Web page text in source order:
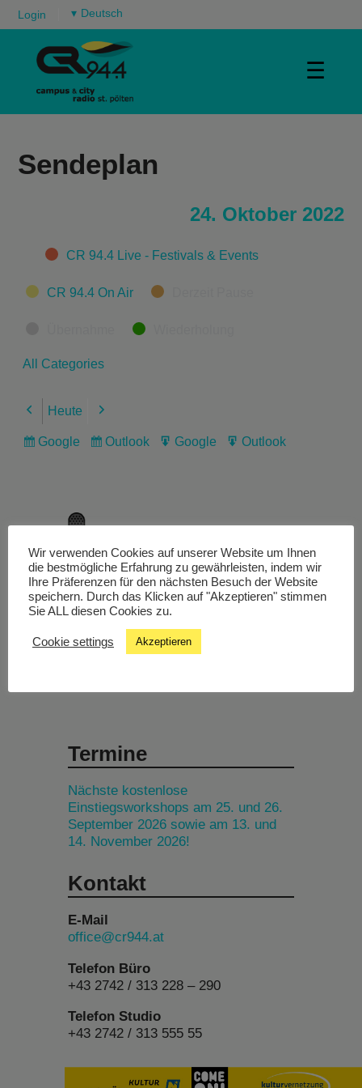
Login ▾
☰
Sendeplan
24. Oktober 2022
CategoriesCR 94.4 Live - Festivals & Events
CR 94.4 On Air
All Categories
Previous
Heute Next
Subscribe
Google
Subscribe
Outlook
Export
Google
Export
Outlook
Livestream
Studiochat
Termine
Nächste kostenlose
Einstiegsworkshops am 25. und 26.
September 2026 sowie am 13. und
14. November 2026!
Kontakt
E-Mail
office@cr944.at
Telefon Büro
+43 2742 / 313 228 – 290
Telefon Studio
+43 2742 / 313 555 55
Wir verwenden Cookies auf unserer Website um Ihnen
die bestmögliche Erfahrung zu gewährleisten, indem wir
Ihre Präferenzen für den nächsten Besuch der Website
speichern. Durch das Klicken auf "Akzeptieren" stimmen
Sie ALL diesen Cookies zu.
Cookie settings Akzeptieren